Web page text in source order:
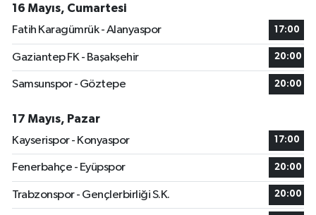
16 Mayıs, Cumartesi
Fatih Karagümrük - Alanyaspor
17:00
Gaziantep FK - Başakşehir 20:00
Samsunspor - Göztepe 20:00
17 Mayıs, Pazar
Kayserispor - Konyaspor
17:00
Fenerbahçe - Eyüpspor 20:00
Trabzonspor - Gençlerbirliği S.K. 20:00